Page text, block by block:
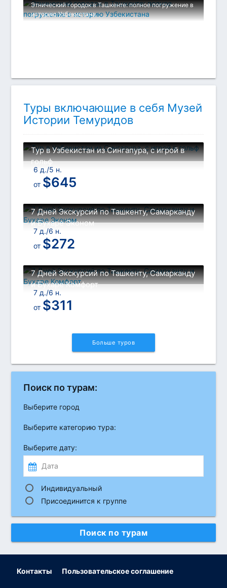
Этнический городок в Ташкенте: полное погружение в
историю Узбекистана
Туры включающие в себя Музей
Истории Темуридов
Тур в Узбекистан из Сингапура, с игрой в
гольф
6 д./5 н.
от $645
7 Дней Экскурсий по Ташкенту, Самарканду
и Бухаре Эконом
7 д./6 н.
от $272
7 Дней Экскурсий по Ташкенту, Самарканду
и Бухаре Комфорт
7 д./6 н.
от $311
Больше туров
Поиск по турам:
Выберите город
Выберите категорию тура:
Выберите дату:
Индивидуальный
Присоединится к группе
Поиск по турам
Контакты Пользовательское соглашение